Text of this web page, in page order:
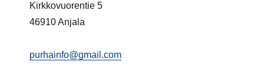
Kirkkovuorentie 5
46910 Anjala
purhainfo@gmail.com